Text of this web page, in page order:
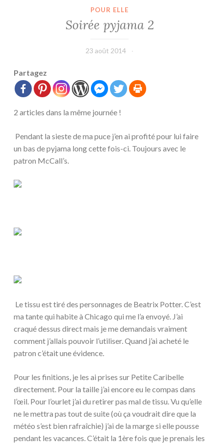
POUR ELLE
Soirée pyjama 2
23 août 2014
Partagez
2 articles dans la même journée !
Pendant la sieste de ma puce j’en ai profité pour lui faire
un bas de pyjama long cette fois-ci. Toujours avec le
patron McCall’s.
Le tissu est tiré des personnages de Beatrix Potter. C’est
ma tante qui habite à Chicago qui me l’a envoyé. J’ai
craqué dessus direct mais je me demandais vraiment
comment j’allais pouvoir l’utiliser. Quand j’ai acheté le
patron c’était une évidence.
Pour les finitions, je les ai prises sur Petite Caribelle
directement. Pour la taille j’ai encore eu le compas dans
l’œil. Pour l’ourlet j’ai du retirer pas mal de tissu. Vu qu’elle
ne le mettra pas tout de suite (où ça voudrait dire que la
météo s’est bien rafraîchie) j’ai de la marge si elle pousse
pendant les vacances. C’était la 1ère fois que je prenais les